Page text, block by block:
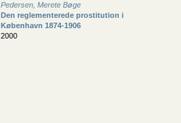
Pedersen, Merete Bøge
Den reglementerede prostitution i
København 1874-1906
2000